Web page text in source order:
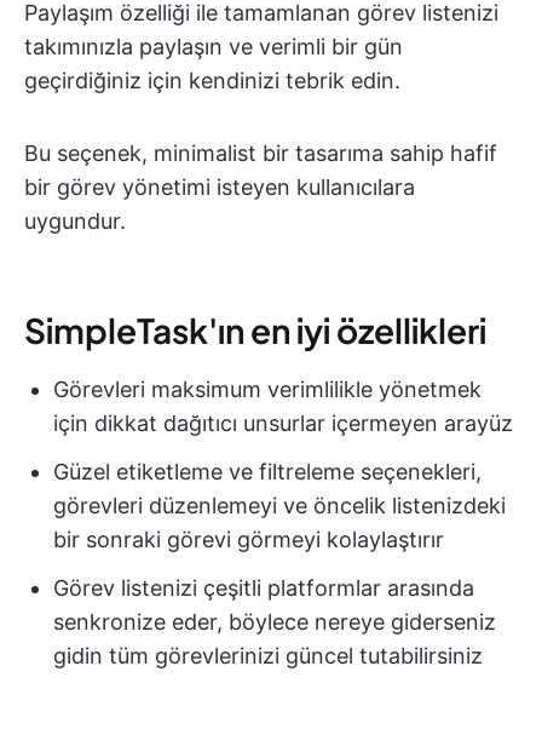
Paylaşım özelliği ile tamamlanan görev listenizi
takımınızla paylaşın ve verimli bir gün
geçirdiğiniz için kendinizi tebrik edin.
Bu seçenek, minimalist bir tasarıma sahip hafif
bir görev yönetimi isteyen kullanıcılara
uygundur.
SimpleTask'ın en iyi özellikleri
Görevleri maksimum verimlilikle yönetmek
için dikkat dağıtıcı unsurlar içermeyen arayüz
Güzel etiketleme ve filtreleme seçenekleri,
görevleri düzenlemeyi ve öncelik listenizdeki
bir sonraki görevi görmeyi kolaylaştırır
Görev listenizi çeşitli platformlar arasında
senkronize eder, böylece nereye giderseniz
gidin tüm görevlerinizi güncel tutabilirsiniz